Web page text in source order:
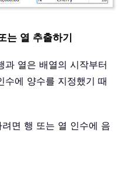
는 열 추출하기
과 열은 배열의 시작부터
수에 양수를 지정했기 때
면 행 또는 열 인수에 음